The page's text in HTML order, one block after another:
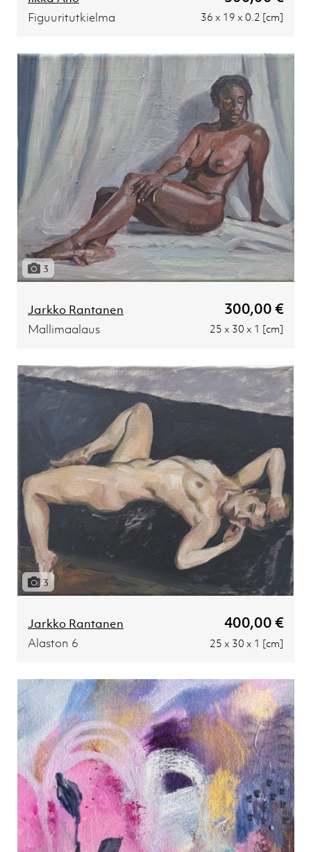
Figuuritutkielma 36 x 19 x 0.2 [cm]
3
Jarkko Rantanen 300,00 €
Mallimaalaus 25 x 30 x 1 [cm]
3
Jarkko Rantanen 400,00 €
Alaston 6 25 x 30 x 1 [cm]